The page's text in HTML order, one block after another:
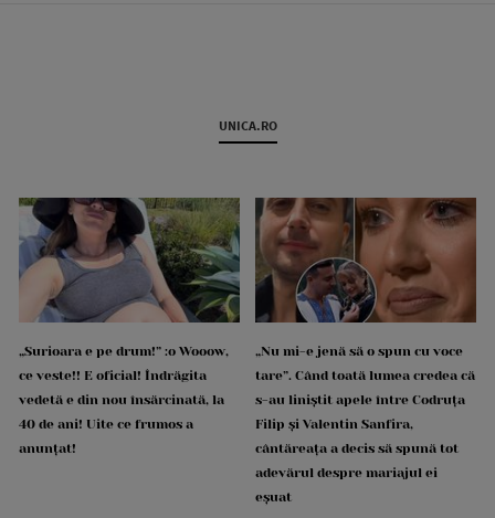
UNICA.RO
„Surioara e pe drum!” :o Wooow,
ce veste!! E oficial! Îndrăgita
vedetă e din nou însărcinată, la
40 de ani! Uite ce frumos a
anunțat!
„Nu mi-e jenă să o spun cu voce
tare”. Când toată lumea credea că
s-au liniștit apele între Codruța
Filip și Valentin Sanfira,
cântăreața a decis să spună tot
adevărul despre mariajul ei
eșuat